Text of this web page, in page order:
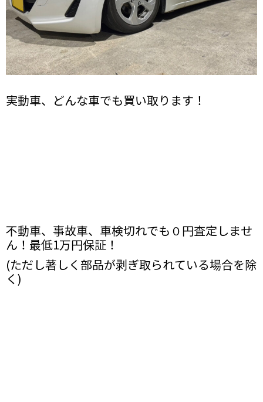
実動車、どんな車でも買い取ります！
不動車、事故車、車検切れでも０円査定しませ
ん！最低1万円保証！
(ただし著しく部品が剥ぎ取られている場合を除
く)